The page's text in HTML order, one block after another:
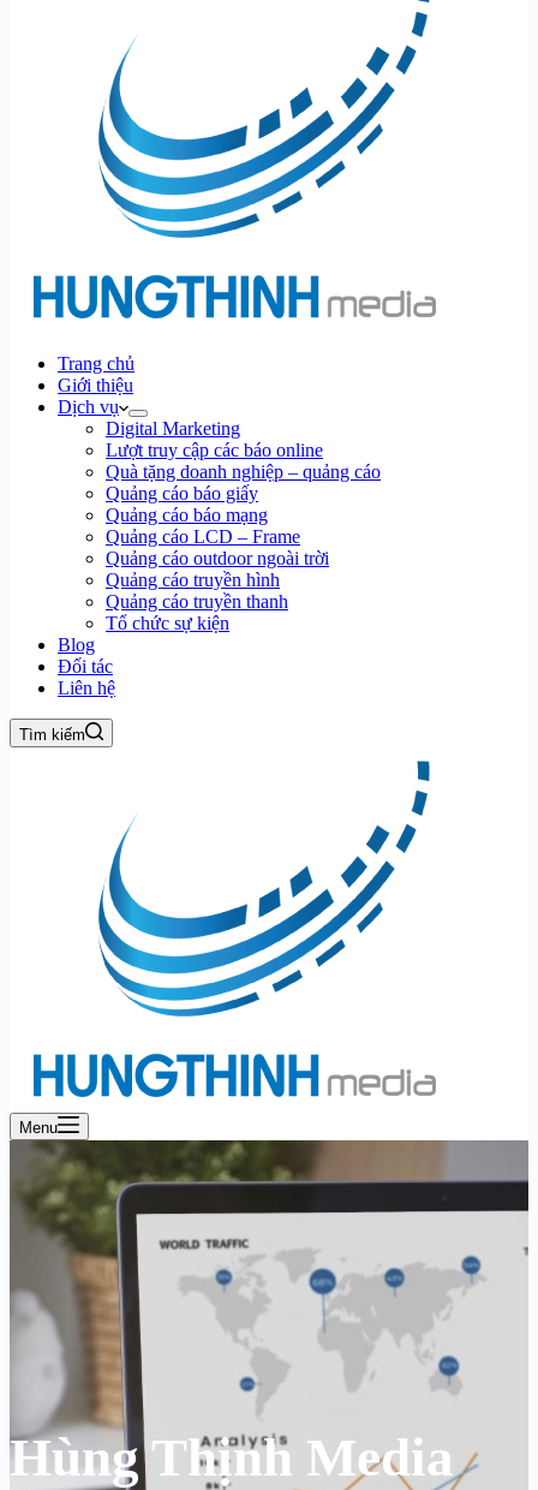
Trang chủ
Giới thiệu
Dịch vụ
Digital Marketing
Lượt truy cập các báo online
Quà tặng doanh nghiệp – quảng cáo
Quảng cáo báo giấy
Quảng cáo báo mạng
Quảng cáo LCD – Frame
Quảng cáo outdoor ngoài trời
Quảng cáo truyền hình
Quảng cáo truyền thanh
Tổ chức sự kiện
Blog
Đối tác
Liên hệ
Tìm kiếm
Menu
Hùng Thịnh Media